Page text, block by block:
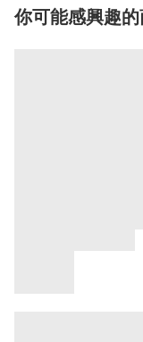
你可能感興趣